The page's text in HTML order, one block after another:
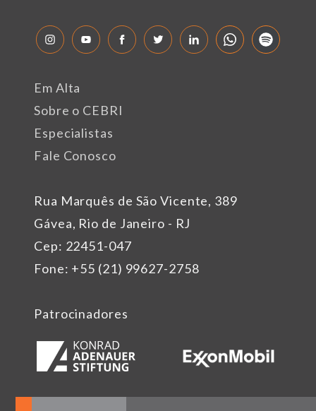
Rua Marquês de São Vicente, 389
Gávea, Rio de Janeiro - RJ
Cep: 22451-047
Fone: +55 (21) 99627-2758
Em Alta
Sobre o CEBRI
Especialistas
Fale Conosco
Patrocinadores